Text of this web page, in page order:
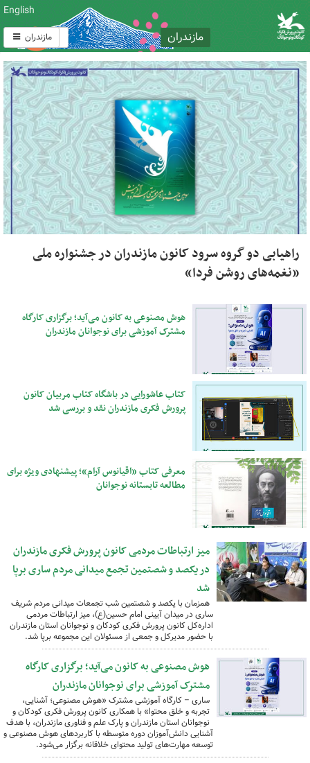
مازندران
English
مازندران
راهیابی دو گروه سرود کانون مازندران در جشنواره ملی
«نغمه‌های روشن فردا»
هوش مصنوعی به کانون می‌آید؛ برگزاری کارگاه
مشترک آموزشی برای نوجوانان مازندران
کتاب عاشورایی در باشگاه کتاب مربیان کانون
پرورش فکری مازندران نقد و بررسی شد
معرفی کتاب «اقیانوس آرام»؛ پیشنهادی ویژه برای
مطالعه تابستانه نوجوانان
میز ارتباطات مردمی کانون پرورش فکری مازندران
در یکصد و شصتمین تجمع میدانی مردم ساری برپا
شد
همزمان با یکصد و شصتمین شب تجمعات میدانی مردم شریف
ساری در میدان آیینی امام حسین(ع)، میز ارتباطات مردمی
اداره‌کل کانون پرورش فکری کودکان و نوجوانان استان مازندران
با حضور مدیرکل و جمعی از مسئولان این مجموعه برپا شد.
هوش مصنوعی به کانون می‌آید؛ برگزاری کارگاه
مشترک آموزشی برای نوجوانان مازندران
ساری – کارگاه آموزشی مشترک «هوش مصنوعی؛ آشنایی،
تجربه و خلق محتوا» با همکاری کانون پرورش فکری کودکان و
نوجوانان استان مازندران و پارک علم و فناوری مازندران، با هدف
آشنایی دانش‌آموزان دوره متوسطه با کاربردهای هوش مصنوعی و
توسعه مهارت‌های تولید محتوای خلاقانه برگزار می‌شود.